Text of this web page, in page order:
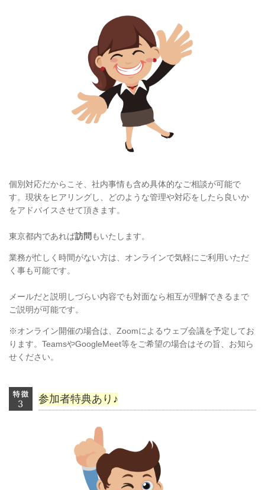
個別対応だからこそ、社内事情も含め具体的なご相談が可能で
す。現状をヒアリングし、どのような管理や対応をしたら良いか
をアドバイスさせて頂きます。
東京都内であれば訪問 もいたします。
業務が忙しく時間がない方は、オンラインで気軽にご利用いただ
く事も可能です。
メールだと説明しづらい内容でも対面なら相互が理解できるまで
ご説明が可能です。
※オンライン開催の場合は、Zoomによるウェブ会議を予定してお
ります。TeamsやGoogleMeet等をご希望の場合はその旨、お知ら
せください。
参加者特典あり♪